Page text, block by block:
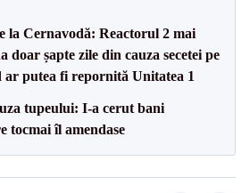
la Cernavodă: Reactorul 2 mai
doar șapte zile din cauza secetei pe
ar putea fi repornită Unitatea 1
tupeului: I-a cerut bani
tocmai îl amendase